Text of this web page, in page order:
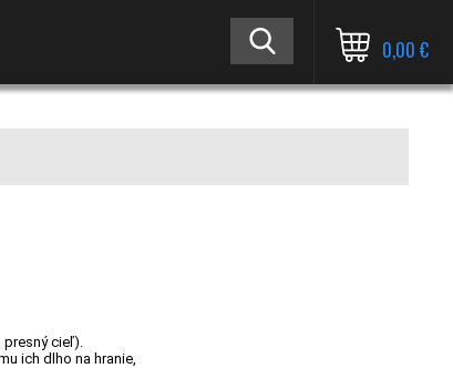
0,00 €
presný cieľ).
ich dlho na hranie,